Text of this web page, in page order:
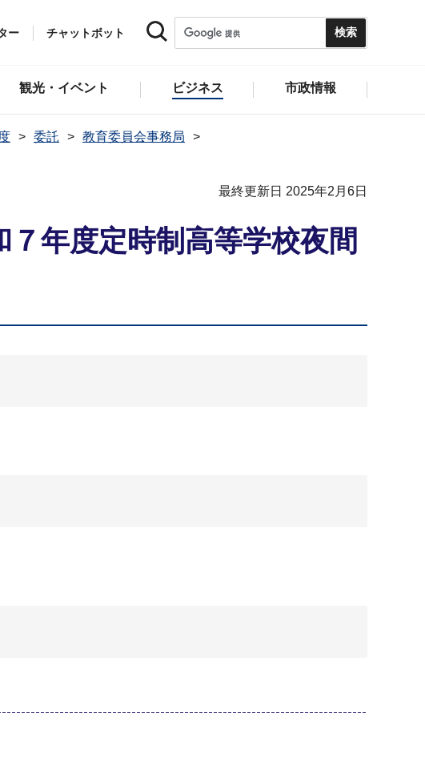
ー チャットボット
観光・イベント ビジネス 市政情報
委託
教育委員会事務局
最終更新日 2025年2月6日
７年度定時制高等学校夜間